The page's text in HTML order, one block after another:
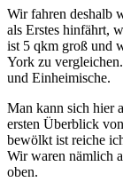
Wir fahren deshalb
als Erstes hinfährt,
ist 5 qkm groß und
York zu
und Einheimische.
Man kann sich hier
ersten Überblick
bewölkt ist reiche
Wir waren nämlich
oben.